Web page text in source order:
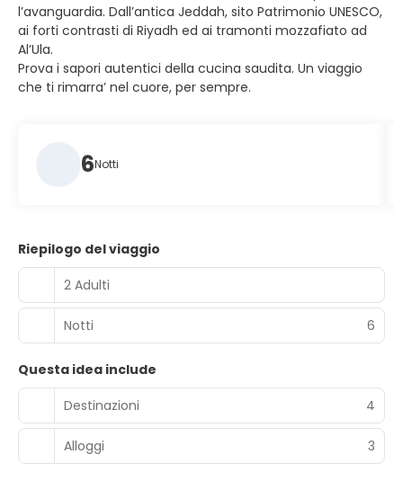
l’avanguardia. Dall’antica Jeddah, sito Patrimonio UNESCO,
ai forti contrasti di Riyadh ed ai tramonti mozzafiato ad
Al’Ula.
Prova i sapori autentici della cucina saudita. Un viaggio
che ti rimarra’ nel cuore, per sempre.
6Notti
Riepilogo del viaggio
2 Adulti
Notti 6
Questa idea include
Destinazioni
4
Alloggi 3